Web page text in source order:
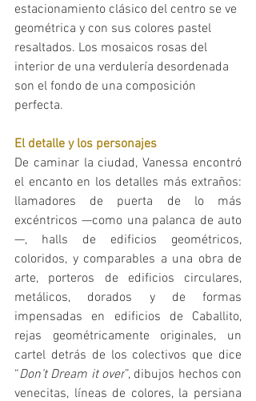
estacionamiento clásico del centro se ve
geométrica y con sus colores pastel
resaltados. Los mosaicos rosas del
interior de una verdulería desordenada
son el fondo de una composición
perfecta.
El detalle y los personajes
De caminar la ciudad, Vanessa encontró
el encanto en los detalles más extraños:
llamadores de puerta de lo más
excéntricos —como una palanca de auto
—, halls de edificios geométricos,
coloridos, y comparables a una obra de
arte, porteros de edificios circulares,
metálicos, dorados y de formas
impensadas en edificios de Caballito,
rejas geométricamente originales, un
cartel detrás de los colectivos que dice
“Don’t Dream it over”, dibujos hechos con
venecitas, líneas de colores, la persiana